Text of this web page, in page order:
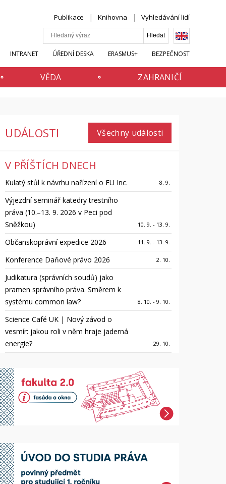
Publikace Knihovna Vyhledávání lidí
INTRANET ÚŘEDNÍ DESKA ERASMUS+ BEZPEČNOST
VĚDA ZAHRANIČÍ
UDÁLOSTI Všechny události
V PŘÍŠTÍCH DNECH
Kulatý stůl k návrhu nařízení o EU Inc. 8. 9.
Výjezdní seminář katedry trestního
práva (10.–13. 9. 2026 v Peci pod
Sněžkou)
10. 9. - 13. 9.
Občanskoprávní expedice 2026 11. 9. - 13. 9.
Konference Daňové právo 2026 2. 10.
Judikatura (správních soudů) jako
pramen správního práva. Směrem k
systému common law?
8. 10. - 9. 10.
Science Café UK | Nový závod o
vesmír: jakou roli v něm hraje jaderná
energie?
29. 10.